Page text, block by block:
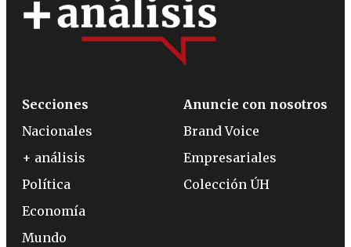
Secciones
Nacionales
+ análisis
Política
Economía
Mundo
Anuncie con nosotros
Brand Voice
Empresariales
Colección ÚH